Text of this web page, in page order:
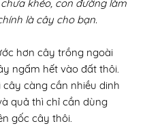
khéo, con đường làm
là cây cho bạn.
hơn cây trồng ngoài
ngấm hết vào đất thôi.
càng cần nhiều dinh
quả thì chỉ cần dùng
gốc cây thôi.